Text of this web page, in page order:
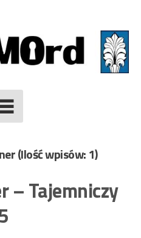
(Ilość wpisów: 1)
– Tajemniczy